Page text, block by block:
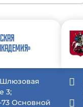
Шлюзовая
3;
73 Основной